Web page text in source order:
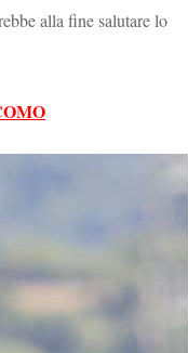
alla fine salutare lo